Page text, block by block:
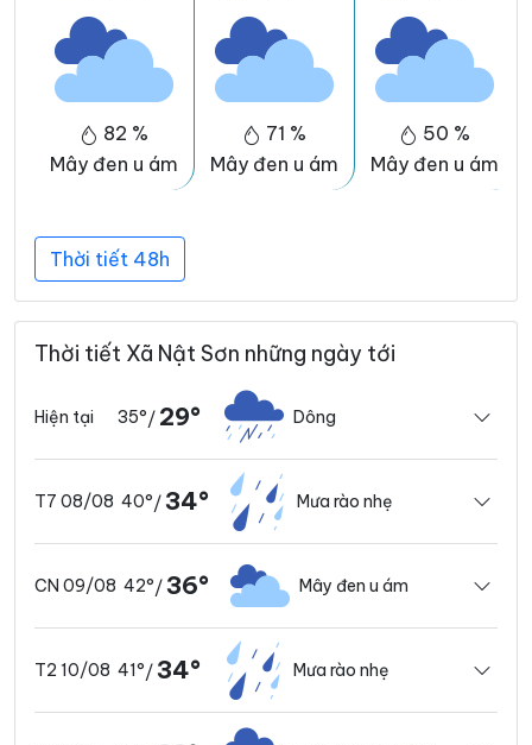
82 %
Mây đen u ám
71 %
Mây đen u ám
50 %
Mây đen u ám
Thời tiết 48h
Thời tiết Xã Nật Sơn những ngày tới
Hiện tại 35°/ 29° Dông
T7 08/08 40°/ 34° Mưa rào nhẹ
CN 09/08 42°/ 36° Mây đen u ám
T2 10/08 41°/ 34° Mưa rào nhẹ